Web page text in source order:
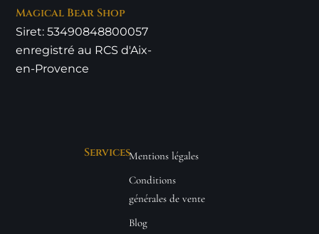
Magical Bear Shop
Siret: 53490848800057
enregistré au RCS d'Aix-
en-Provence
ServicesMentions légales
Conditions
générales de vente
Blog